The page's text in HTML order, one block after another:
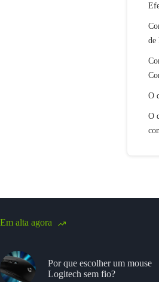
de
O
O
Em alta agora
Por que escolher um mouse
Logitech sem fio?